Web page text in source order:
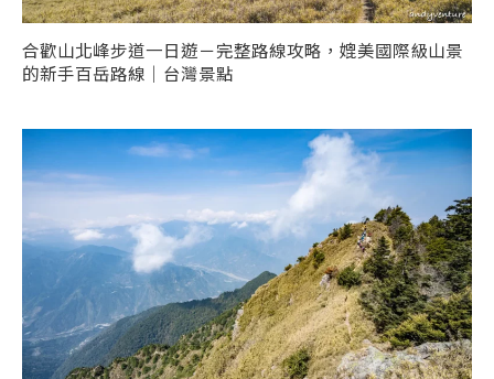
合歡山北峰步道一日遊－完整路線攻略，媲美國際級山景
的新手百岳路線｜台灣景點